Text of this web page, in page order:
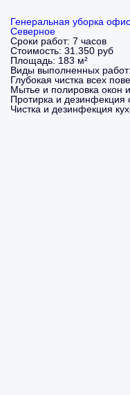
Генеральная уборка
Северное
Сроки работ: 7 часов
Стоимость: 31.350 руб
Площадь: 183 м²
Виды выполненных работ:
Глубокая чистка всех
Мытье и полировка окон
Протирка и
Чистка и дезинфекция